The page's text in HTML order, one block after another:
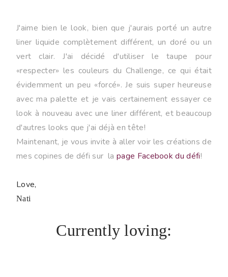
J'aime bien le look, bien que j'aurais porté un autre
liner liquide complètement différent, un doré ou un
vert clair. J'ai décidé d'utiliser le taupe pour
«respecter» les couleurs du Challenge, ce qui était
évidemment un peu «forcé». Je suis super heureuse
avec ma palette et je vais certainement essayer ce
look à nouveau avec une liner différent, et beaucoup
d'autres looks que j'ai déjà en tête!
Maintenant, je vous invite à aller voir les créations de
mes copines de défi sur la page Facebook du défi!
Love,
Nati
Currently loving: